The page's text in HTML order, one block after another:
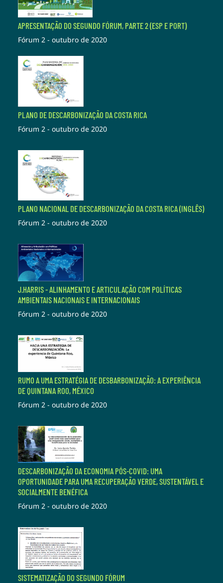
APRESENTAÇÃO DO SEGUNDO FÓRUM, PARTE 2 (ESP E PORT)
Fórum 2 - outubro de 2020
PLANO DE DESCARBONIZAÇÃO DA COSTA RICA
Fórum 2 - outubro de 2020
PLANO NACIONAL DE DESCARBONIZAÇÃO DA COSTA RICA (INGLÊS)
Fórum 2 - outubro de 2020
J.HARRIS - ALINHAMENTO E ARTICULAÇÃO COM POLÍTICAS
AMBIENTAIS NACIONAIS E INTERNACIONAIS
Fórum 2 - outubro de 2020
RUMO A UMA ESTRATÉGIA DE DESBARBONIZAÇÃO: A EXPERIÊNCIA
DE QUINTANA ROO, MÉXICO
Fórum 2 - outubro de 2020
DESCARBONIZAÇÃO DA ECONOMIA PÓS-COVID: UMA
OPORTUNIDADE PARA UMA RECUPERAÇÃO VERDE, SUSTENTÁVEL E
SOCIALMENTE BENÉFICA
Fórum 2 - outubro de 2020
SISTEMATIZAÇÃO DO SEGUNDO FÓRUM